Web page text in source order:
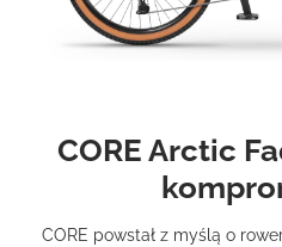
CORE Arctic
CORE powstał z myślą o